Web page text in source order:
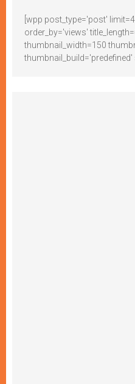
[wpp post_type='post'
order_by='views'
thumbnail_width=150
thumbnail_build='predefined'